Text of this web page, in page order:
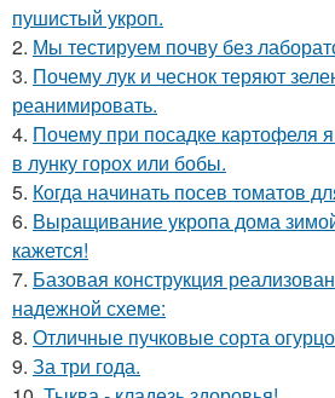
пушистый укроп.
2. Мы тестируем почву без
3. Почему лук и чеснок теряют
реанимировать.
4. Почему при посадке картофеля
в лунку горох или бобы.
5. Когда начинать посев томатов
6. Выращивание укропа дома
кажется!
7. Базовая конструкция
надежной схеме:
8. Отличные пучковые сорта
9. За три года.